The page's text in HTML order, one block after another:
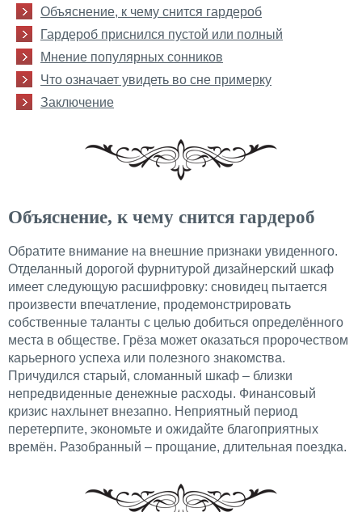
Объяснение, к чему снится гардероб
Гардероб приснился пустой или полный
Мнение популярных сонников
Что означает увидеть во сне примерку
Заключение
Объяснение, к чему снится гардероб
Обратите внимание на внешние признаки увиденного.
Отделанный дорогой фурнитурой дизайнерский шкаф
имеет следующую расшифровку: сновидец пытается
произвести впечатление, продемонстрировать
собственные таланты с целью добиться определённого
места в обществе. Грёза может оказаться пророчеством
карьерного успеха или полезного знакомства.
Причудился старый, сломанный шкаф – близки
непредвиденные денежные расходы. Финансовый
кризис нахлынет внезапно. Неприятный период
перетерпите, экономьте и ожидайте благоприятных
времён. Разобранный – прощание, длительная поездка.